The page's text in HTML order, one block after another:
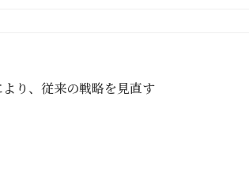
り、従来の戦略を見直す